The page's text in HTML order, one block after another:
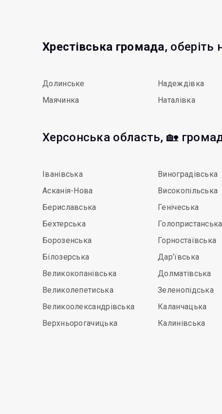
Хрестівська громада, оберіть
Долинське
Маячинка
Надеждівка
Наталівка
Херсонська область, 🏡
Іванівська
Асканія-Нова
Бериславська
Бехтерська
Борозенська
Білозерська
Великокопанівська
Великолепетиська
Великоолександрівська
Верхньорогачицька
Виноградівська
Високопільська
Генічеська
Голопристанська
Горностаївська
Дар’ївська
Долматівська
Зеленопідська
Каланчацька
Калинівська